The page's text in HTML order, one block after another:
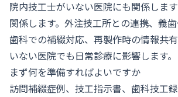
院内技工士がいない医院にも関係しま
関係します。外注技工所との連携、義
歯科での補綴対応、再製作時の情報共
いない医院でも日常診療に影響します。
まず何を準備すればよいですか
訪問補綴症例、技工指示書、歯科技工